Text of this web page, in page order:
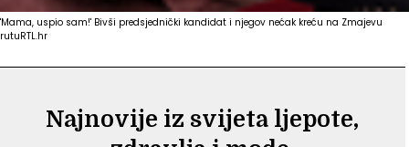
'Mama, uspio sam!' Bivši predsjednički kandidat i njegov nećak kreću na Zmajevu
rutuRTL.hr
Najnovije iz svijeta ljepote,